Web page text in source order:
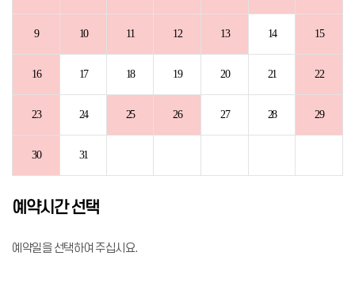
9 10 11 12 13 14 15
16 17 18 19 20 21 22
23 24 25 26 27 28 29
30 31
예약시간 선택
예약일을 선택하여 주십시요.